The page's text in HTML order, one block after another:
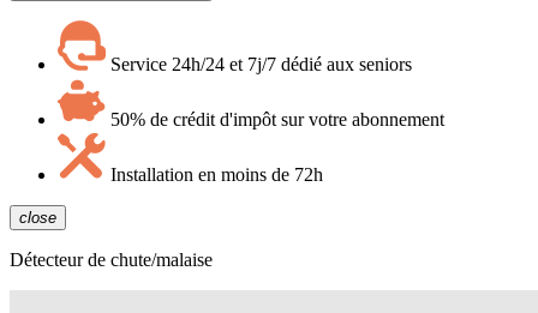
Service 24h/24 et 7j/7 dédié aux seniors
50% de crédit d'impôt sur votre abonnement
Installation en moins de 72h
close
Détecteur de chute/malaise